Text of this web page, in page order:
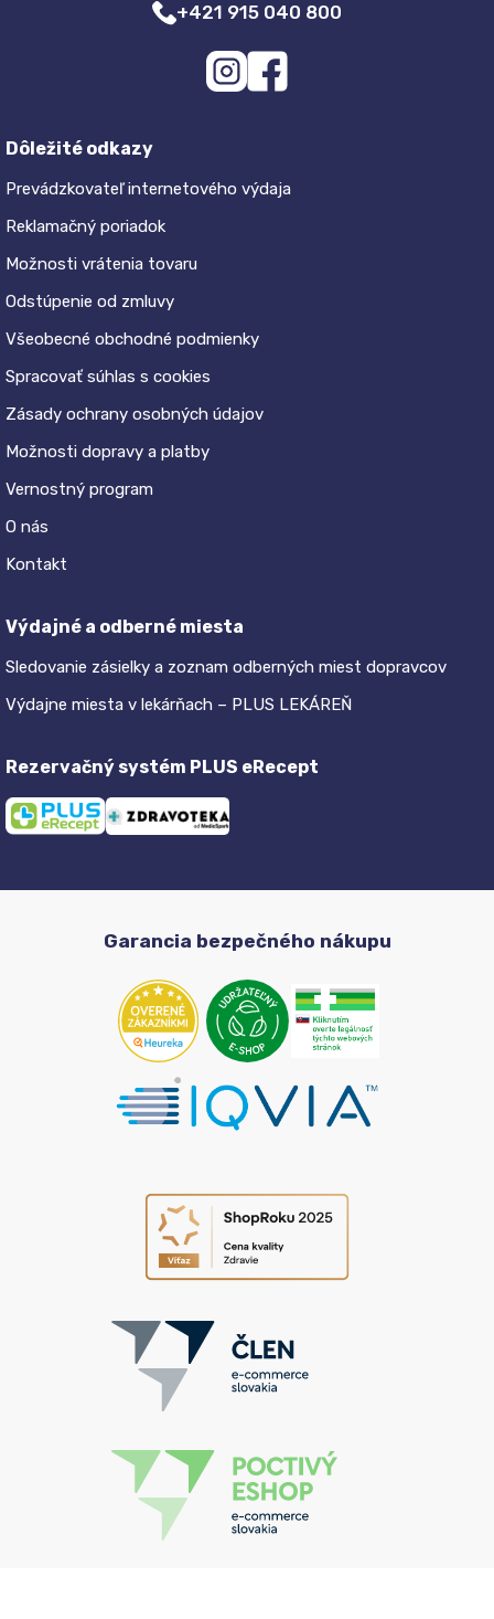
+421 915 040 800
Dôležité odkazy
Prevádzkovateľ internetového výdaja
Reklamačný poriadok
Možnosti vrátenia tovaru
Odstúpenie od zmluvy
Všeobecné obchodné podmienky
Spracovať súhlas s cookies
Zásady ochrany osobných údajov
Možnosti dopravy a platby
Vernostný program
O nás
Kontakt
Výdajné a odberné miesta
Sledovanie zásielky a zoznam odberných miest dopravcov
Výdajne miesta v lekárňach – PLUS LEKÁREŇ
Rezervačný systém PLUS eRecept
Garancia bezpečného nákupu